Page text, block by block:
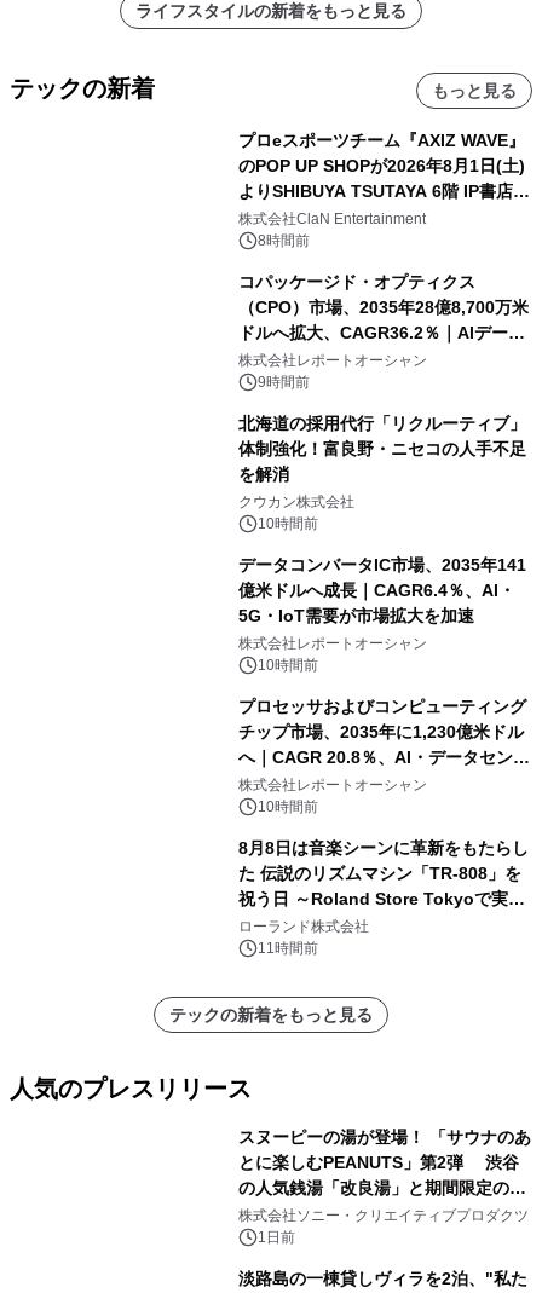
ライフスタイルの新着をもっと見る
テックの新着 もっと見る
プロeスポーツチーム『AXIZ WAVE』
のPOP UP SHOPが2026年8月1日(土)
よりSHIBUYA TSUTAYA 6階 IP書店で
開催決定！！
株式会社ClaN Entertainment
8時間前
コパッケージド・オプティクス
（CPO）市場、2035年28億8,700万米
ドルへ拡大、CAGR36.2％｜AIデータ
センター・高速光通信需要が成長を加
速
株式会社レポートオーシャン
9時間前
北海道の採用代行「リクルーティブ」
体制強化！富良野・ニセコの人手不足
を解消
クウカン株式会社
10時間前
データコンバータIC市場、2035年141
億米ドルへ成長｜CAGR6.4％、AI・
5G・IoT需要が市場拡大を加速
株式会社レポートオーシャン
10時間前
プロセッサおよびコンピューティング
チップ市場、2035年に1,230億米ドル
へ｜CAGR 20.8％、AI・データセンタ
ー需要が成長を牽引
株式会社レポートオーシャン
10時間前
8月8日は音楽シーンに革新をもたらし
た 伝説のリズムマシン「TR-808」を
祝う日 ～Roland Store Tokyoで実機
を展示しての 記念キャンペーンを開
催 英国ラジオ「NTS」の 特別プログ
アーティストを フィーチャーしたアニ
メーションを公開～
ローランド株式会社
11時間前
テックの新着をもっと見る
人気のプレスリリース
スヌーピーの湯が登場！ 「サウナのあ
とに楽しむPEANUTS」第2弾 渋谷
の人気銭湯「改良湯」と期間限定のコ
ラボレーション サウナイキタイコラ
ボグッズも発売決定！
株式会社ソニー・クリエイティブプロダクツ
1日前
淡路島の一棟貸しヴィラを2泊、"私た